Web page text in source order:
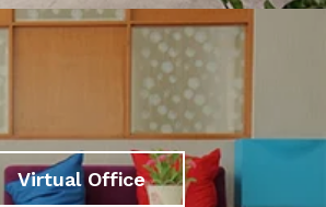
Virtual Office